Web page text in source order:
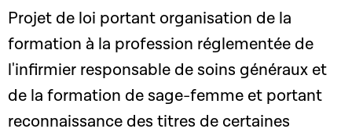
Projet de loi portant organisation de la
formation à la profession réglementée de
l'infirmier responsable de soins généraux et
de la formation de sage-femme et portant
reconnaissance des titres de certaines